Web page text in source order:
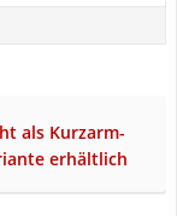
als Kurzarm-
erhältlich